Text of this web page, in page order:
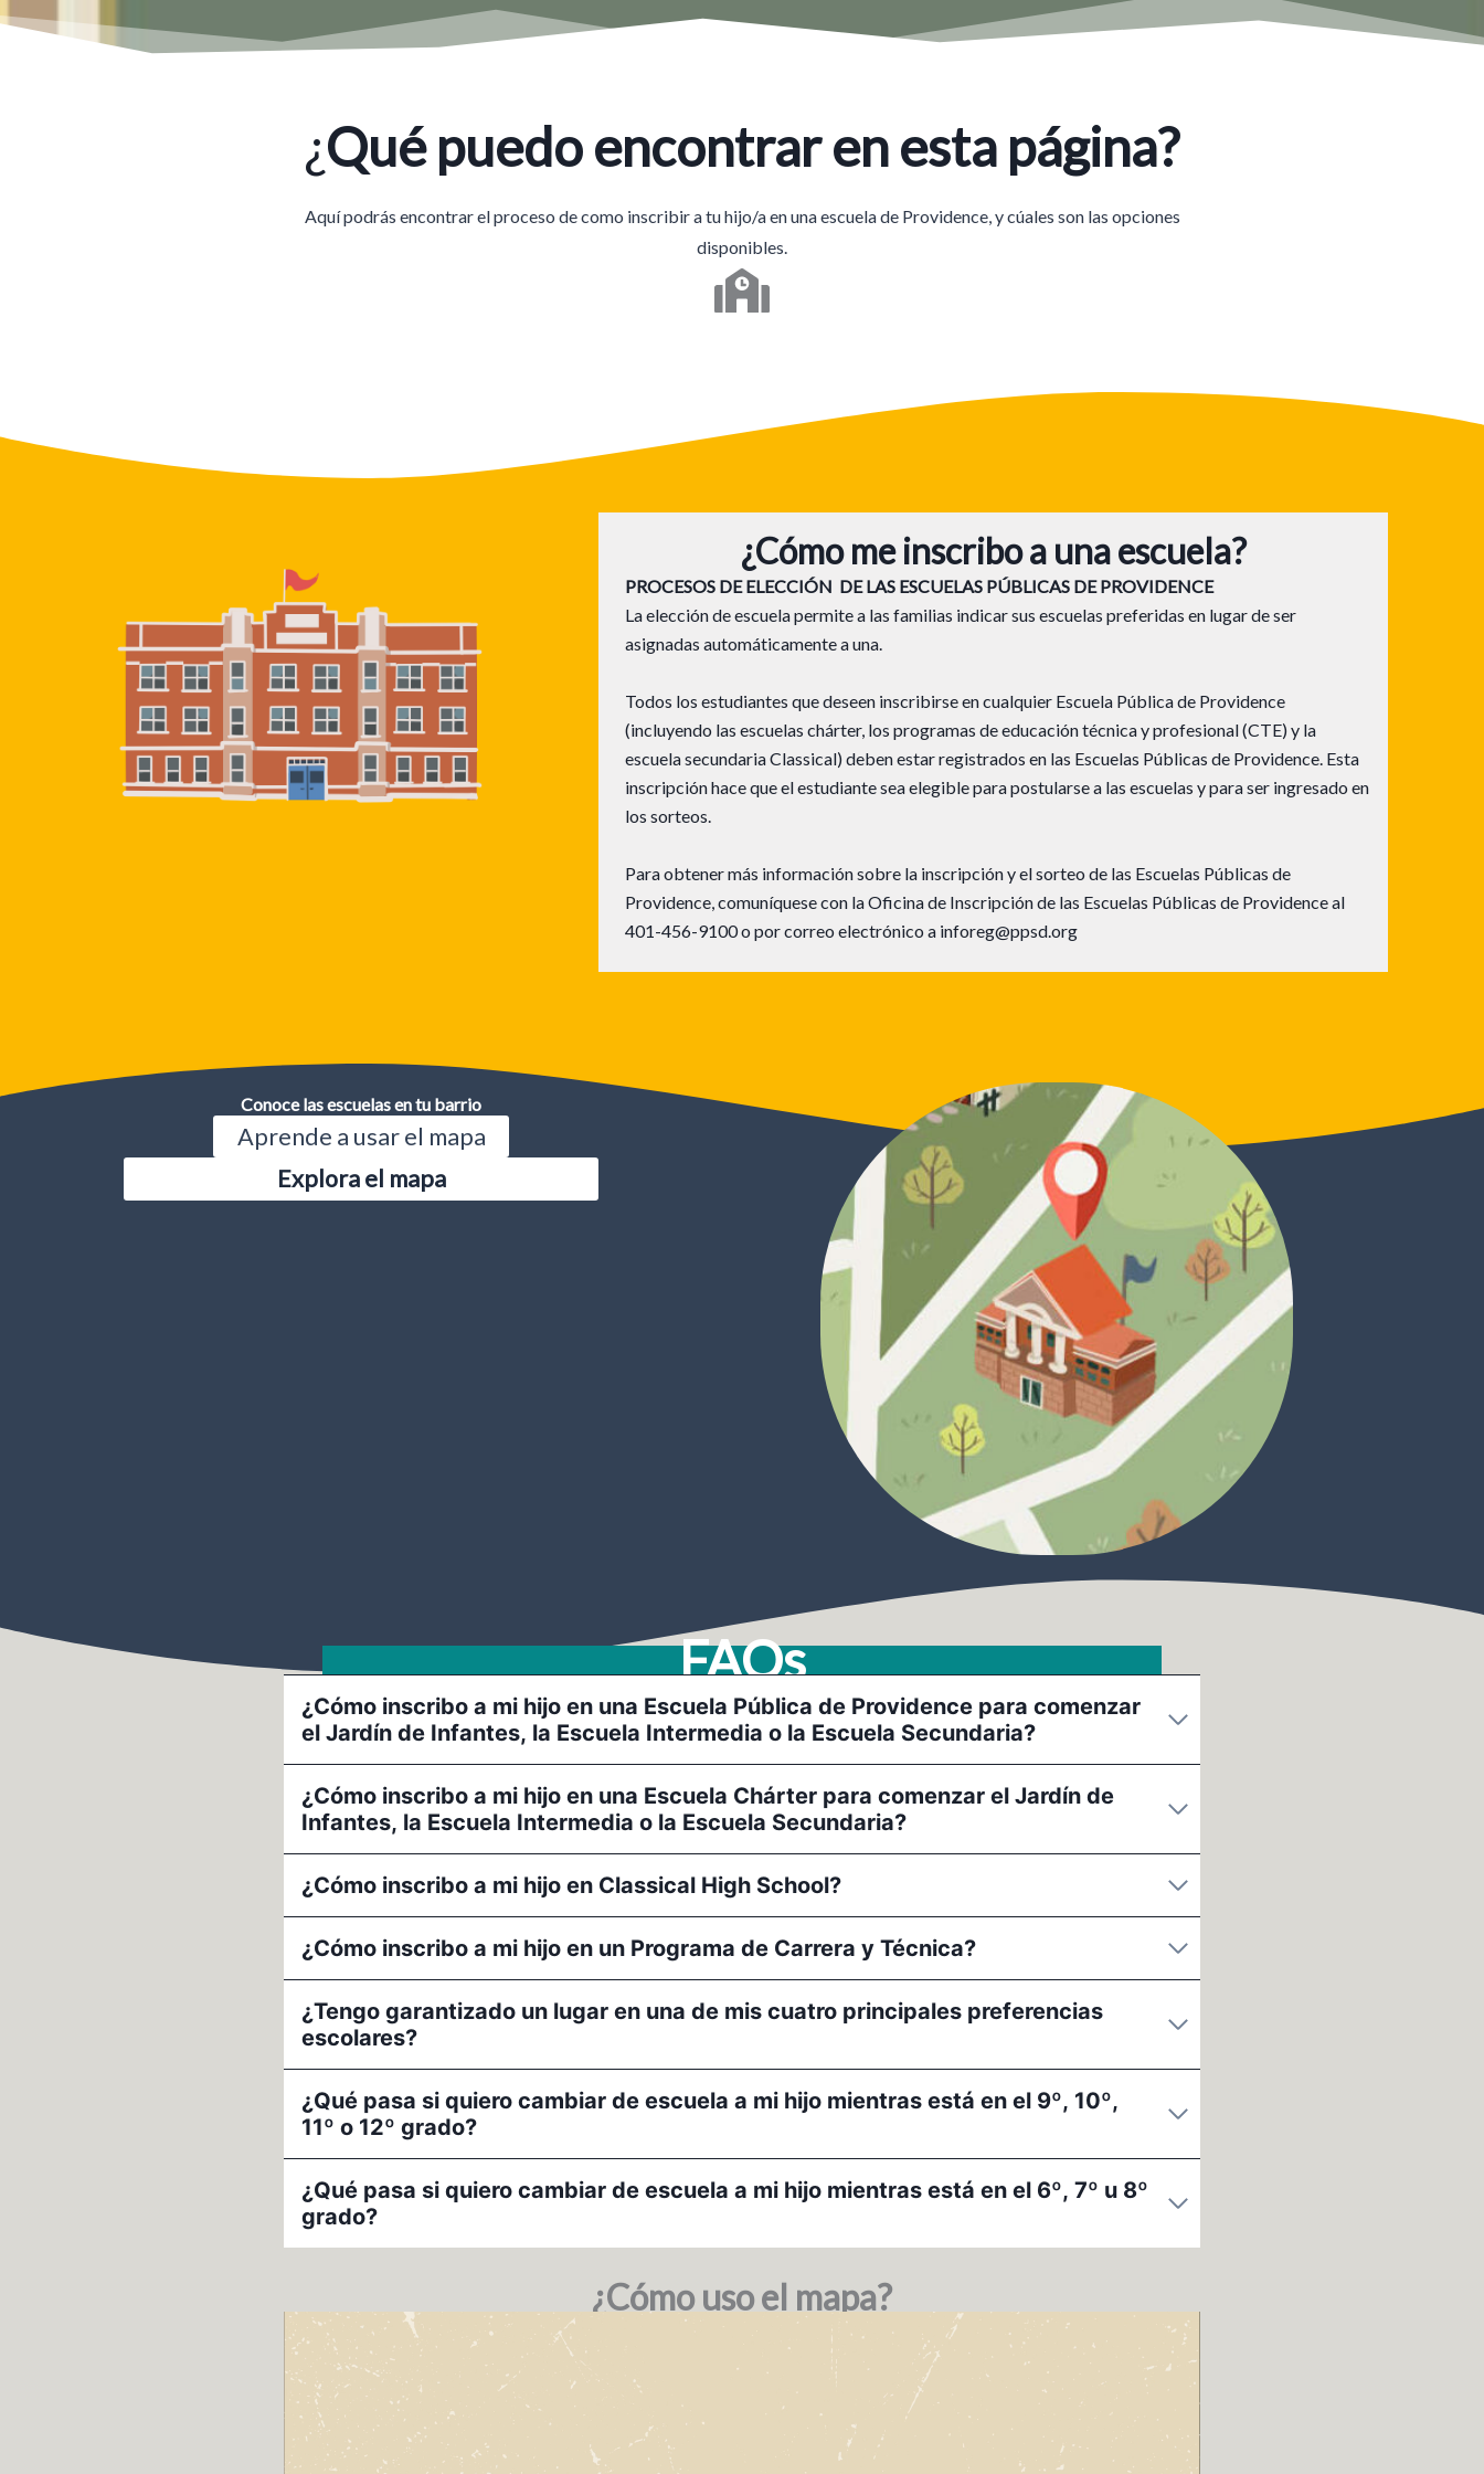
¿Qué puedo encontrar en esta página?
Aquí podrás encontrar el proceso de como inscribir a tu hijo/a en una escuela de Providence, y cúales son las opciones
disponibles.
¿Cómo me inscribo a una escuela?
PROCESOS DE ELECCIÓN DE LAS ESCUELAS PÚBLICAS DE PROVIDENCE
La elección de escuela permite a las familias indicar sus escuelas preferidas en lugar de ser
asignadas automáticamente a una.
Todos los estudiantes que deseen inscribirse en cualquier Escuela Pública de Providence
(incluyendo las escuelas chárter, los programas de educación técnica y profesional (CTE) y la
escuela secundaria Classical) deben estar registrados en las Escuelas Públicas de Providence. Esta
inscripción hace que el estudiante sea elegible para postularse a las escuelas y para ser ingresado en
los sorteos.
Para obtener más información sobre la inscripción y el sorteo de las Escuelas Públicas de
Providence, comuníquese con la Oficina de Inscripción de las Escuelas Públicas de Providence al
401-456-9100 o por correo electrónico a inforeg@ppsd.org
Conoce las escuelas en tu barrio
Aprende a usar el mapa
Explora el mapa
FAQs
¿Cómo inscribo a mi hijo en una Escuela Pública de Providence para comenzar
el Jardín de Infantes, la Escuela Intermedia o la Escuela Secundaria?
¿Cómo inscribo a mi hijo en una Escuela Chárter para comenzar el Jardín de
Infantes, la Escuela Intermedia o la Escuela Secundaria?
¿Cómo inscribo a mi hijo en Classical High School?
¿Cómo inscribo a mi hijo en un Programa de Carrera y Técnica?
¿Tengo garantizado un lugar en una de mis cuatro principales preferencias
escolares?
¿Qué pasa si quiero cambiar de escuela a mi hijo mientras está en el 9º, 10º,
11º o 12º grado?
¿Qué pasa si quiero cambiar de escuela a mi hijo mientras está en el 6º, 7º u 8º
grado?
¿Cómo uso el mapa?